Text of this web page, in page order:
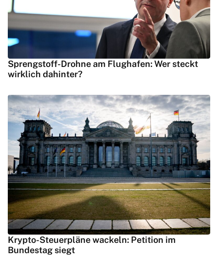
Sprengstoff-Drohne am Flughafen: Wer steckt
wirklich dahinter?
Krypto-Steuerpläne wackeln: Petition im
Bundestag siegt